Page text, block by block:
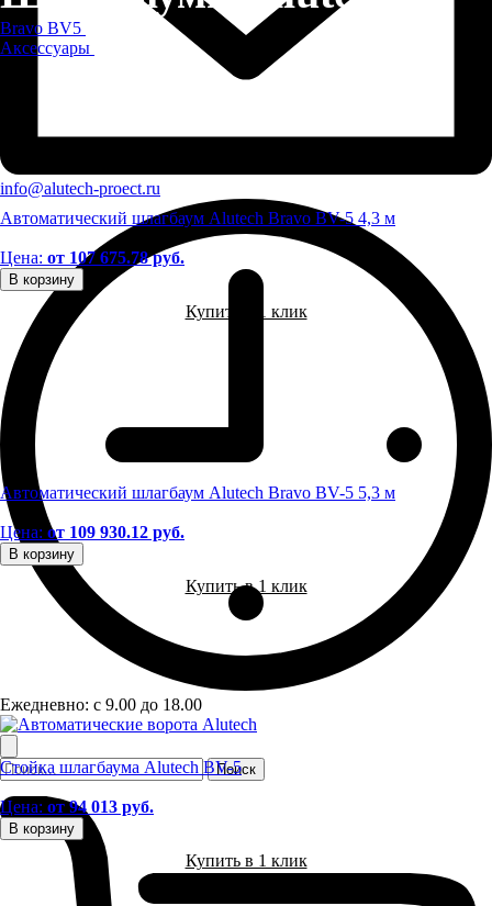
info@alutech-proect.ru
Ежедневно: с 9.00 до 18.00
Bravo BV5
Аксессуары
Автоматический шлагбаум Alutech Bravo BV-5 4,3 м
Цена: от 107 675.78 руб.
В корзину
Купить в 1 клик
Автоматический шлагбаум Alutech Bravo BV-5 5,3 м
Цена: от 109 930.12 руб.
В корзину
Купить в 1 клик
Стойка шлагбаума Alutech BV-5
Цена: от 94 013 руб.
В корзину
Купить в 1 клик